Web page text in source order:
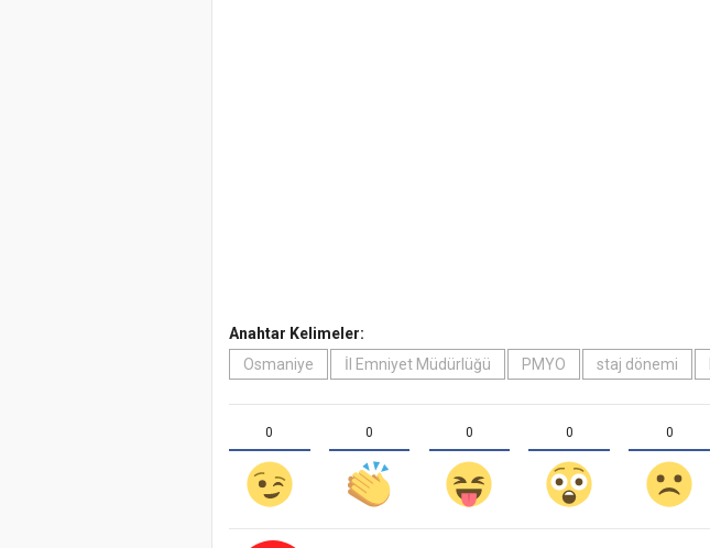
Anahtar Kelimeler:
Osmaniye
İl Emniyet Müdürlüğü PMYO staj dönemi
0 0 0 0 0